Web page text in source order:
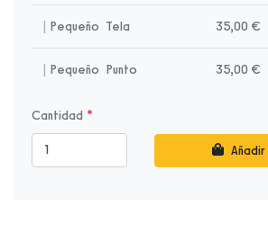
Pequeño Tela 35,00 €
Pequeño Punto 35,00 €
Cantidad